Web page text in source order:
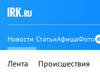
Новости СтатьиАфишаФото
Лента Происшествия